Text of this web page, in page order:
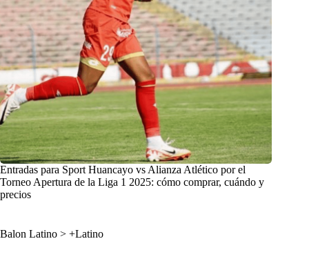
Entradas para Sport Huancayo vs Alianza Atlético por el
Torneo Apertura de la Liga 1 2025: cómo comprar, cuándo y
precios
Balon Latino > +Latino